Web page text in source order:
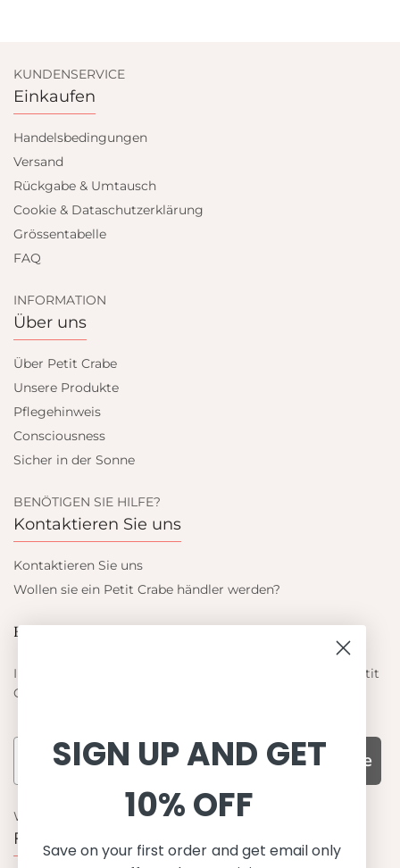
KUNDENSERVICE
Einkaufen
Handelsbedingungen
Versand
Rückgabe & Umtausch
Cookie & Dataschutzerklärung
Grössentabelle
FAQ
INFORMATION
Über uns
Über Petit Crabe
Unsere Produkte
Pflegehinweis
Consciousness
Sicher in der Sonne
BENÖTIGEN SIE HILFE?
Kontaktieren Sie uns
Kontaktieren Sie uns
Wollen sie ein Petit Crabe händler werden?
Blieb auf dem laufenden
Informieren Sie sich über die neuesten Angebote von Petit
Crabe
Subscribe
WARUM UNS WÄHLEN
Funktion, Qualität und Design
SIGN UP AND GET
10% OFF
Save on your first order and get email only